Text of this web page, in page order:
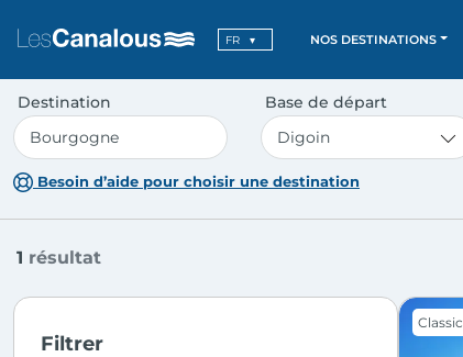
FR NOS DESTINATIONS
Destination Base de départ
Besoin d’aide pour choisir une destination
1 résultat
Filtrer
Classic